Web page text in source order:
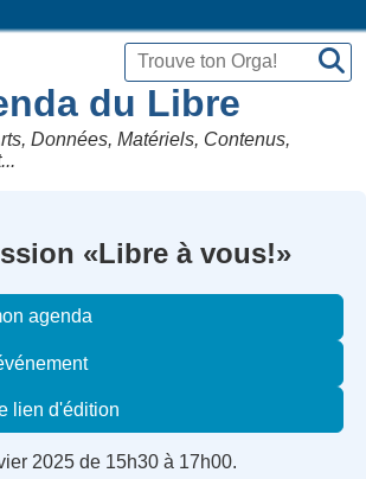
du Libre
Données, Matériels, Contenus,
«Libre à vous!»
agenda
lien d'édition
2025 de 15h30 à 17h00.